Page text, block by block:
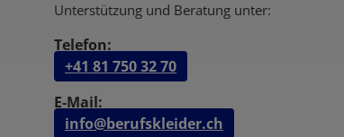
Unterstützung und Beratung unter:
Telefon:
+41 81 750 32 70
E-Mail:
info@berufskleider.ch